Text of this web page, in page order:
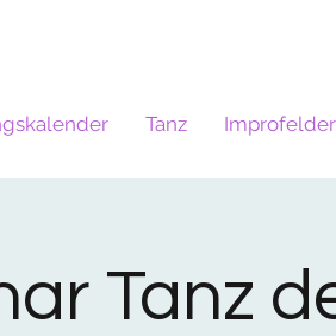
Tanz Improfelder
Tanz